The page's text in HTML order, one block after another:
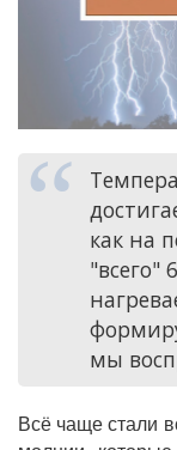
как на
"всего"
мы
Всё чаще стали